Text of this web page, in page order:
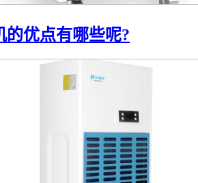
的优点有哪些呢?